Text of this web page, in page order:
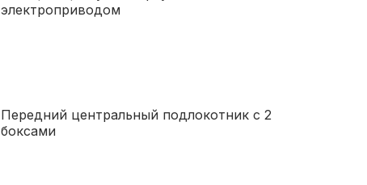
электроприводом
Передний центральный подлокотник с 2
боксами